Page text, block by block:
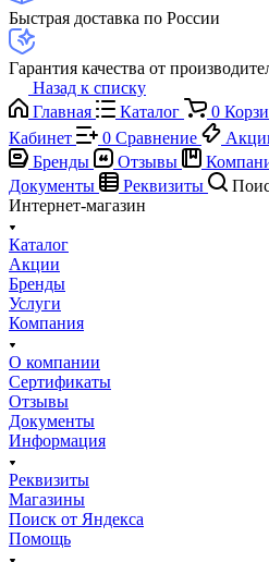
Быстрая доставка по России
Гарантия качества от
Назад к списку
Главная
Каталог 0
Кабинет
0 Сравнение
Бренды
Отзывы
Документы
Реквизиты
Интернет-магазин
Каталог
Акции
Бренды
Услуги
Компания
О компании
Сертификаты
Отзывы
Документы
Информация
Реквизиты
Магазины
Поиск от Яндекса
Помощь